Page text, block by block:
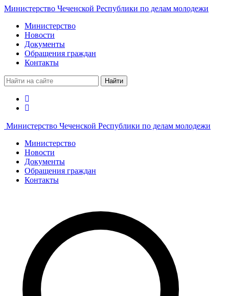
Министерство Чеченской Республики по делам молодежи
Министерство
Новости
Документы
Обращения граждан
Контакты
Найти
Министерство Чеченской Республики по делам молодежи
Министерство
Новости
Документы
Обращения граждан
Контакты